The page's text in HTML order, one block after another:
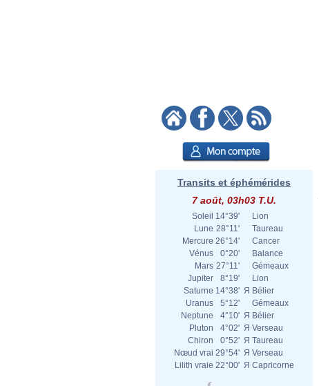
Transits et éphémérides
7 août, 03h03 T.U.
Soleil 14°39'
Lion
Lune 28°11'
Taureau
Mercure 26°14'
Cancer
Vénus
0°20'
Balance
Mars 27°11'
Gémeaux
Jupiter
8°19'
Lion
Saturne 14°38' Я Bélier
Uranus
5°12'
Gémeaux
Neptune
4°10' Я Bélier
Pluton
4°02' Я Verseau
Chiron
0°52' Я Taureau
Nœud vrai 29°54' Я Verseau
Lilith vraie 22°00' Я Capricorne